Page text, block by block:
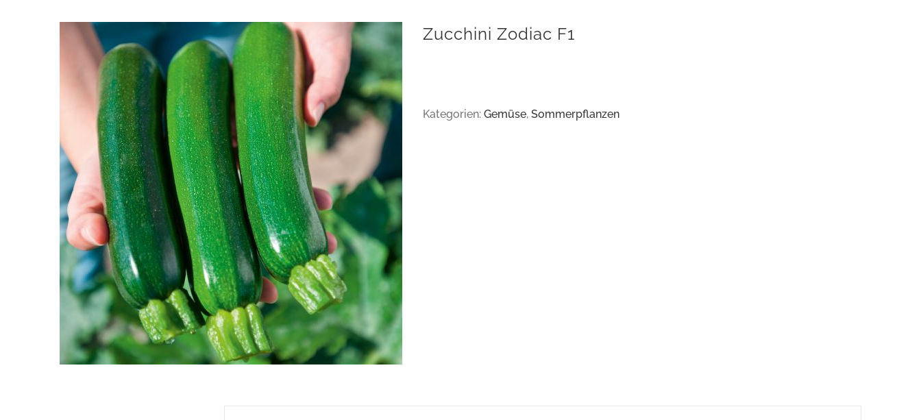
Zucchini Zodiac F1
Kategorien: Gemüse, Sommerpflanzen